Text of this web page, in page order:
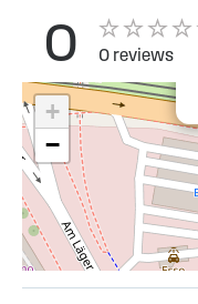
0 0 reviews
+
−